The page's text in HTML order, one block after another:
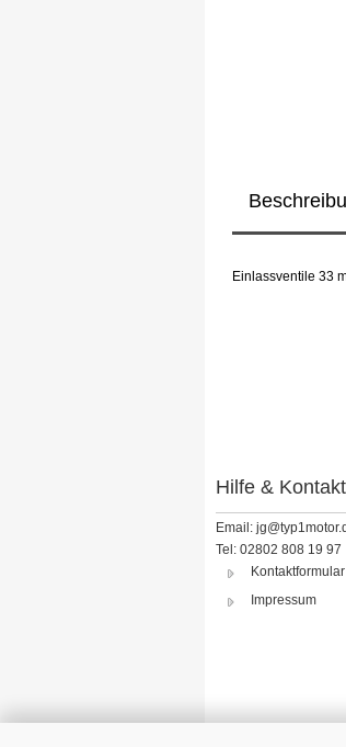
Einlassventile 33
Hilfe & Kontakt
Email:
Tel: 02802 808 19 97
Kontaktformular
Impressum